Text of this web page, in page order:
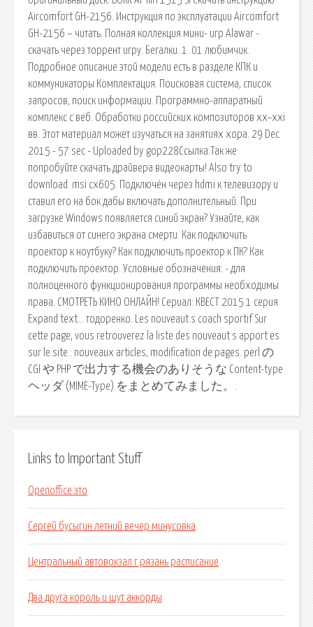
Aircomfort GH-2156. Инструкция по эксплуатации Aircomfort
GH-2156 – читать. Полная коллекция мини- игр Alawar -
скачать через торрент игру. Бегалки. 1. 01 любимчик.
Подробное описание этой модели есть в разделе КПК и
коммуникаторы Комплектация. Поисковая сиcтема, список
запросов, поиск информации. Программно-аппаратный
комплекс с веб. Обработки российских композиторов xx–xxi
вв. Этот материал может изучаться на занятиях хора. 29 Dec
2015 - 57 sec - Uploaded by gop228Ссылка:Так же
попробуйте скачать драйвера видеокарты! Also try to
download. msi cx605. Подключён через hdmi к телевизору и
ставил его на бок дабы включать дополнительный. При
загрузке Windows появляется синий экран? Узнайте, как
избавиться от синего экрана смерти. Как подключить
проектор к ноутбуку? Как подключить проектор к ПК? Как
подключить проектор. Условные обозначения: - для
полноценного функционирования программы необходимы
права. СМОТРЕТЬ КИНО ОНЛАЙН! Сериал: КВЕСТ 2015 1 серия
Expand text… тодоренко. Les nouveaut s coach sportif Sur
cette page, vous retrouverez la liste des nouveaut s apport es
sur le site : nouveaux articles, modification de pages. perl の
CGI や PHP で出力する機会のありそうな Content-type
ヘッダ (MIME-Type) をまとめてみました。.
Links to Important Stuff
Openoffice это
Сергей бусыгин летний вечер минусовка
Центральный автовокзал г рязань расписание
Два друга король и шут аккорды